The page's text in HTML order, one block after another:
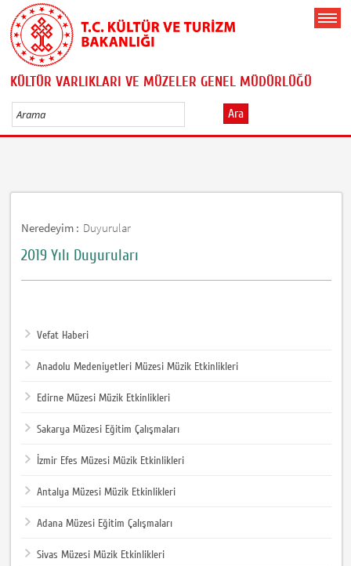
KÜLTÜR VARLIKLARI VE MÜZELER GENEL MÜDÜRLÜĞÜ
Ara
Neredeyim : Duyurular
2019 Yılı Duyuruları
Vefat Haberi
Anadolu Medeniyetleri Müzesi Müzik Etkinlikleri
Edirne Müzesi Müzik Etkinlikleri
Sakarya Müzesi Eğitim Çalışmaları
İzmir Efes Müzesi Müzik Etkinlikleri
Antalya Müzesi Müzik Etkinlikleri
Adana Müzesi Eğitim Çalışmaları
Sivas Müzesi Müzik Etkinlikleri